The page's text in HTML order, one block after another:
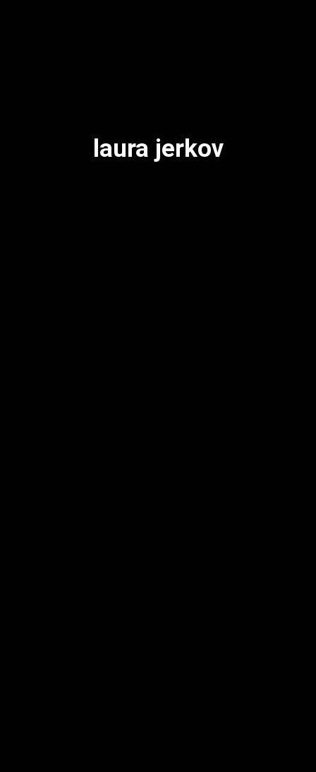
laura jerkov